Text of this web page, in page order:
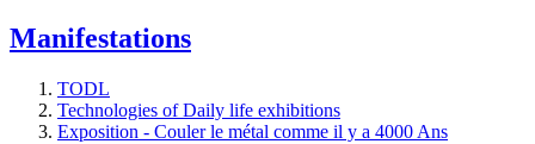
Manifestations
TODL
Technologies of Daily life exhibitions
Exposition - Couler le métal comme il y a 4000 Ans